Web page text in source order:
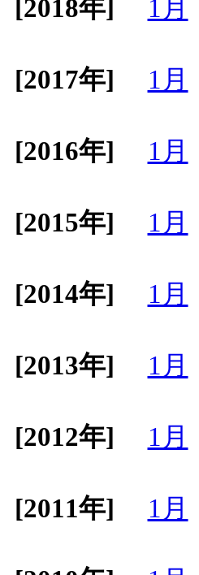
[2018年] 1月
[2017年]
1月
[2016年]
1月
[2015年]
1月
[2014年]
1月
[2013年]
1月
[2012年]
1月
[2011年]
1月